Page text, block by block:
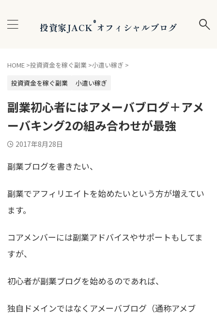
投資家JACK®オフィシャルブログ
HOME >投資資金を稼ぐ副業 >小遣い稼ぎ >
投資資金を稼ぐ副業
小遣い稼ぎ
副業初心者にはアメーバブログ＋アメ
ーバキング2の組み合わせが最強
2017年8月28日
副業ブログを書きたい、
副業でアフィリエイトを始めたいという方が増えてい
ます。
コアメンバーには副業アドバイスやサポートもしてま
すが、
初心者が副業ブログを始めるのであれば、
独自ドメインではなく アメーバブログ（通称アメブ